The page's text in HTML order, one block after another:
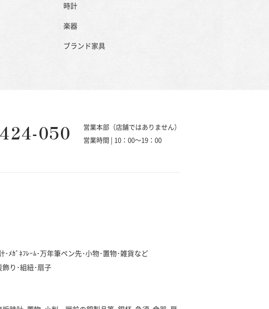
時計
楽器
ブランド家具
050
営業本部（店舗ではありません）
営業時間 | 10：00～19：00
ﾒｶﾞﾈﾌﾚｰﾑ･万年筆ペン先･小物･置物･雑貨など
り･組紐･扇子